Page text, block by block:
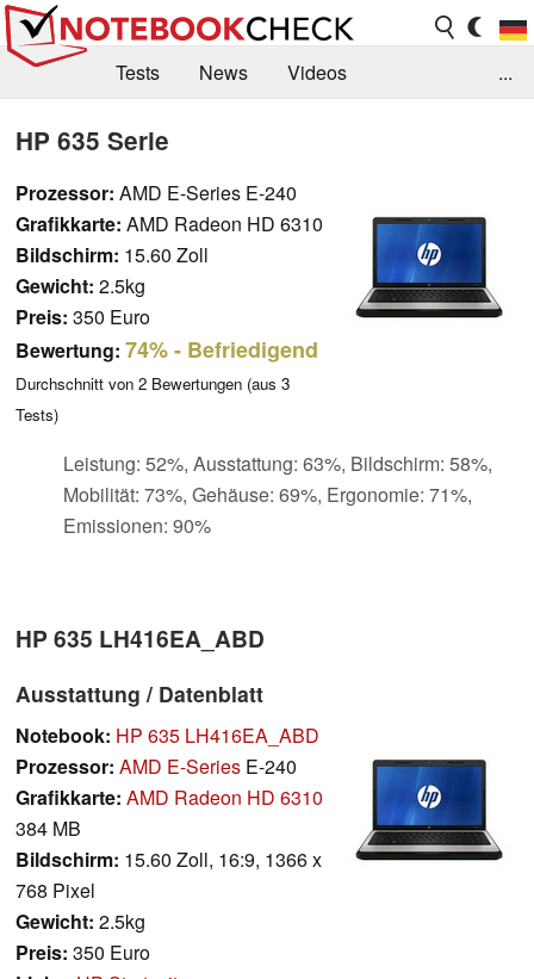
Tests News
Videos
Forum
...
HP 635 Serie
Prozessor: AMD E-Series E-240
Grafikkarte: AMD Radeon HD 6310
Bildschirm: 15.60 Zoll
Gewicht: 2.5kg
Preis: 350 Euro
Bewertung: 74%- Befriedigend
Durchschnitt von 2 Bewertungen (aus 3
Tests)
Leistung: 52%, Ausstattung: 63%, Bildschirm: 58%,
Mobilität: 73%, Gehäuse: 69%, Ergonomie: 71%,
Emissionen: 90%
HP 635 LH416EA_ABD
Ausstattung / Datenblatt
Notebook: HP 635 LH416EA_ABD
Prozessor: AMD E-Series E-240
Grafikkarte: AMD Radeon HD 6310
384 MB
Bildschirm: 15.60 Zoll, 16:9, 1366 x
768 Pixel
Gewicht: 2.5kg
Preis: 350 Euro